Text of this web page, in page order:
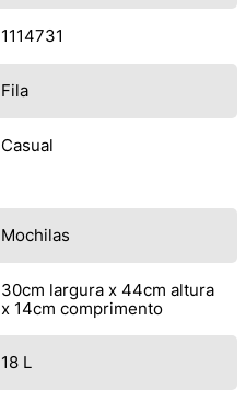
1114731
Fila
Casual
Mochilas
30cm largura x 44cm altura
x 14cm comprimento
18 L